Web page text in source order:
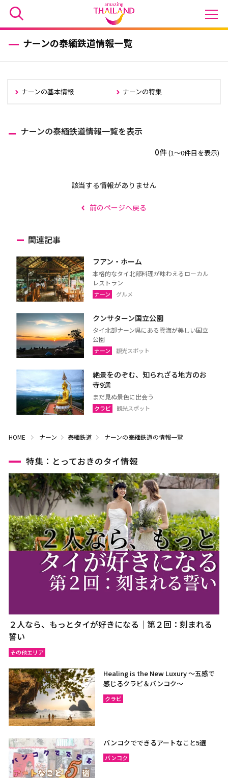
ナーンの泰緬鉄道情報一覧
ナーンの基本情報 ナーンの特集
ナーンの泰緬鉄道情報一覧を表示
0件(1〜0件目を表示)
該当する情報がありません
前のページへ戻る
関連記事
フアン・ホーム
本格的なタイ北部料理が味わえるローカル
レストラン
ナーン グルメ
クンサターン国立公園
タイ北部ナーン県にある雲海が美しい国立
公園
ナーン 観光スポット
絶景をのぞむ、知られざる地方のお
寺9選
まだ見ぬ景色に出会う
クラビ 観光スポット
HOME ナーン 泰緬鉄道 ナーンの泰緬鉄道の情報一覧
特集：とっておきのタイ情報
２人なら、もっとタイが好きになる｜第２回：刻まれる
誓い
その他エリア
Healing is the New Luxury ～五感で
感じるクラビ＆バンコク～
クラビ
バンコクでできるアートなこと5選
バンコク